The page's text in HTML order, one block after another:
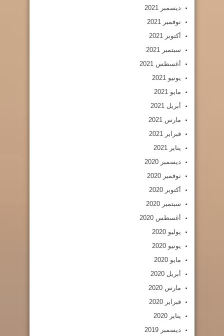
ديسمبر 2021
نوفمبر 2021
أكتوبر 2021
سبتمبر 2021
أغسطس 2021
يونيو 2021
مايو 2021
أبريل 2021
مارس 2021
فبراير 2021
يناير 2021
ديسمبر 2020
نوفمبر 2020
أكتوبر 2020
سبتمبر 2020
أغسطس 2020
يوليو 2020
يونيو 2020
مايو 2020
أبريل 2020
مارس 2020
فبراير 2020
يناير 2020
ديسمبر 2019